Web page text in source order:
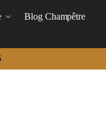
Blog Champêtre